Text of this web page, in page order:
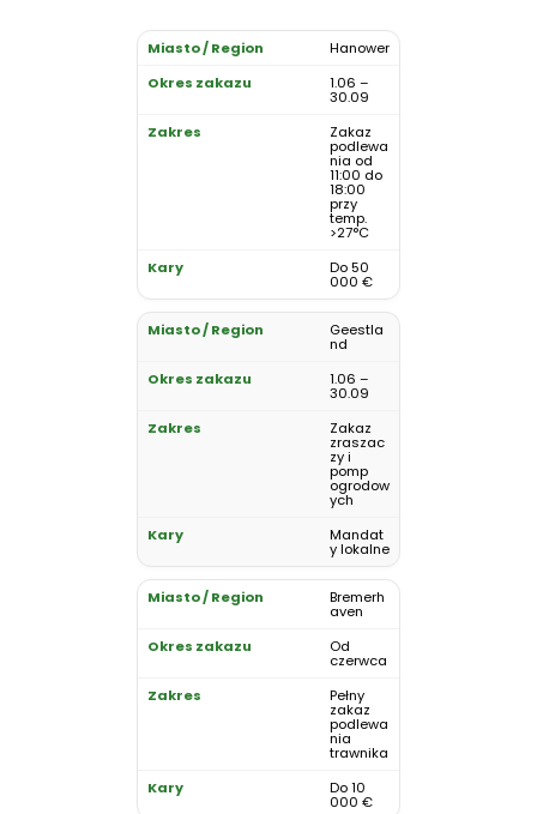
Hanower
1.06 –
30.09
Zakaz
podlewa
nia od
11:00 do
18:00
przy
temp.
>27°C
Do 50
000 €
Geestla
nd
1.06 –
30.09
Zakaz
zraszac
zy i
pomp
ogrodow
ych
Mandat
y lokalne
Bremerh
aven
Od
czerwca
Pełny
zakaz
podlewa
nia
trawnika
Do 10
000 €